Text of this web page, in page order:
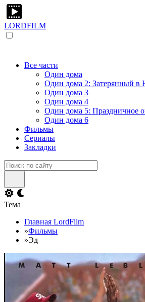
LORDFILM
Все части
Один дома
Один дома 2: Затерянный в
Один дома 3
Один дома 4
Один дома 5: Праздничное
Один дома 6
Фильмы
Сериалы
Закладки
Тема
Главная LordFilm
»Фильмы
»Эд